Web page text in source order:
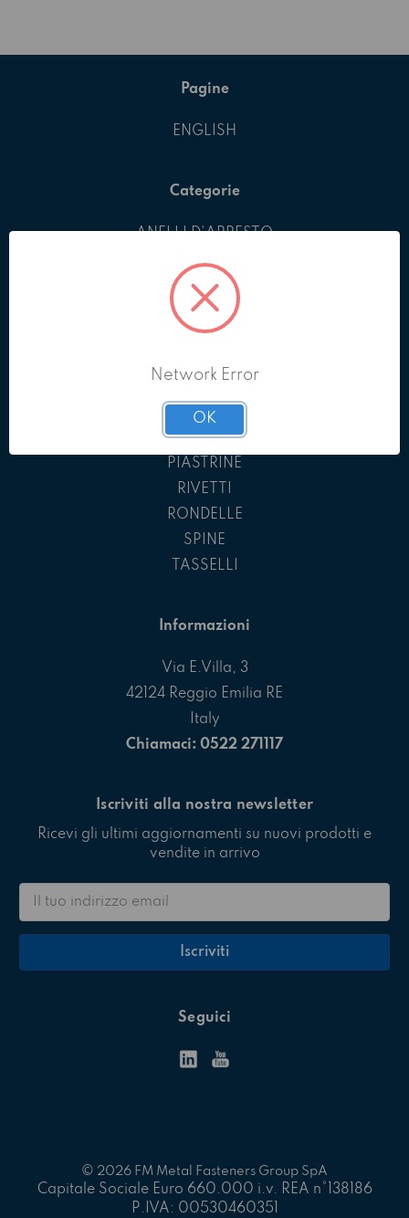
Pagine
ENGLISH
Categorie
ANELLI D'ARRESTO
BULLONI e VITI
CHIAVETTE
COPIGLIE
DADI
GRANI
INGRASSATORI
PIASTRINE
RIVETTI
RONDELLE
SPINE
TASSELLI
Informazioni
Via E.Villa, 3
42124 Reggio Emilia RE
Italy
Chiamaci: 0522 271117
Iscriviti alla nostra newsletter
Ricevi gli ultimi aggiornamenti su nuovi prodotti e
vendite in arrivo
Indirizzo
Seguici
© 2026 FM Metal Fasteners Group SpA
Capitale Sociale Euro 660.000 i.v. REA n°138186
P.IVA: 00530460351
Network Error
OK